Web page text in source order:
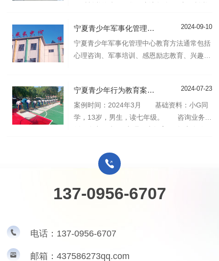
理解的欲望 被接纳的心 过去
工作压力大，很多家长没有花时间和心思去了
解孩子的心理。一旦孩子在中心闹事或不听
话，他们就会责骂他们，而不是给他们辩护的
宁夏青少年军事化管理中心教育方法有哪些？ 2024-09-10
宁夏青少年军事化管理中心教育方法通常包括
心理咨询、军事培训、感恩励志教育、兴趣培
绍: 心理咨询：通过专业的心理咨询，帮
助学生理解和调整自己的情绪和行为，解决内
心的烦恼和冲突。军事训练：通过军事化的管
理和训练，提高学生的纪律性和团队合作能
宁夏青少年行为教育案例：13岁初中生盗窃行为教育，“告别攀比心”悔过自新的故事 2024-07-23
案例时间：2024年3月 基础资料：小G同
学，13岁，男生，读七年级。 咨询业务：
子。 身体症状：正常 社会功能:社会
功能尚可。小G学生通过积分入学获得学位。
的时候经常拿奖学金，学习基础
137-0956-6707
电话： 137-0956-6707
邮箱：437586273qq.com